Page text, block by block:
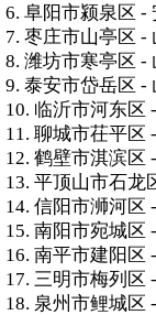
6. 阜阳市颍泉区 -
7. 枣庄市山亭区 -
8. 潍坊市寒亭区 -
9. 泰安市岱岳区 -
10. 临沂市河东区
11. 聊城市茌平区
12. 鹤壁市淇滨区
13. 平顶山市石龙
14. 信阳市浉河区
15. 南阳市宛城区
16. 南平市建阳区
17. 三明市梅列区
18. 泉州市鲤城区